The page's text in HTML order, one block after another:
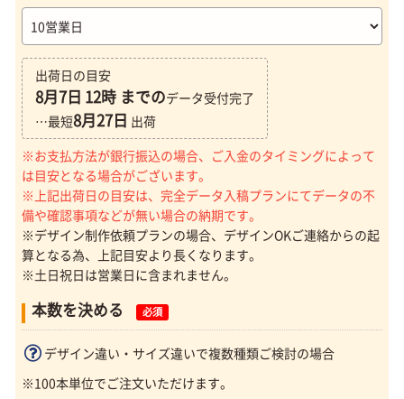
出荷日の目安
8月7日 12時 までのデータ受付完了
…最短8月27日 出荷
※お支払方法が銀行振込の場合、ご入金のタイミングによって
は目安となる場合がございます。
※上記出荷日の目安は、完全データ入稿プランにてデータの不
備や確認事項などが無い場合の納期です。
※デザイン制作依頼プランの場合、デザインOKご連絡からの起
算となる為、上記目安より長くなります。
※土日祝日は営業日に含まれません。
本数を決める 必須
デザイン違い・サイズ違いで複数種類ご検討の場合
※100本単位でご注文いただけます。